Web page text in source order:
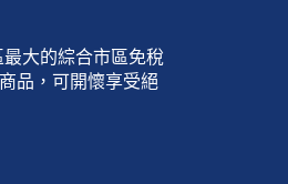
大的綜合市區免稅
品，可開懷享受絕